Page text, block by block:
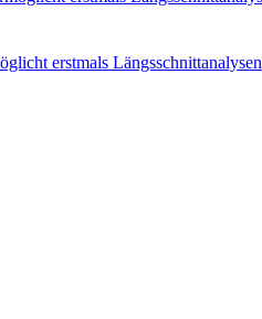
erstmals Längsschnittanalysen